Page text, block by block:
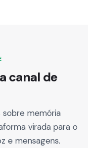
canal de
sobre memória
virada para o
e mensagens.